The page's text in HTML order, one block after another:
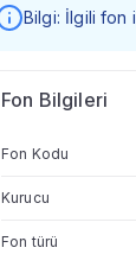
Bilgi: İlgili fon
Fon Bilgileri
Fon Kodu
Kurucu
Fon türü